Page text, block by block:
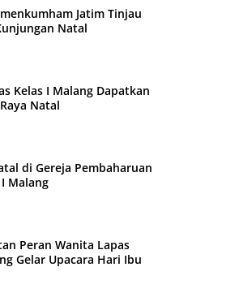
Jatim Tinjau
Natal
Kelas I Malang Dapatkan
Natal
di Gereja Pembaharuan
Malang
Peran Wanita Lapas
Gelar Upacara Hari Ibu